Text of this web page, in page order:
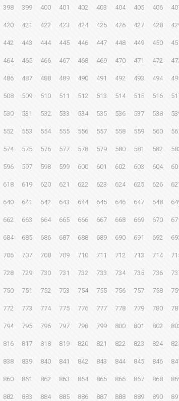
398 399 400 401 402 403 404 405 406
420 421 422 423 424 425 426 427 428
442 443 444 445 446 447 448 449 450
464 465 466 467 468 469 470 471 472
486 487 488 489 490 491 492 493 494
508 509 510 511 512 513 514 515 516
530 531 532 533 534 535 536 537 538
552 553 554 555 556 557 558 559 560
574 575 576 577 578 579 580 581 582
596 597 598 599 600 601 602 603 604
618 619 620 621 622 623 624 625 626
640 641 642 643 644 645 646 647 648
662 663 664 665 666 667 668 669 670
684 685 686 687 688 689 690 691 692
706 707 708 709 710 711 712 713 714
728 729 730 731 732 733 734 735 736
750 751 752 753 754 755 756 757 758
772 773 774 775 776 777 778 779 780
794 795 796 797 798 799 800 801 802
816 817 818 819 820 821 822 823 824
838 839 840 841 842 843 844 845 846
860 861 862 863 864 865 866 867 868
882 883 884 885 886 887 888 889 890